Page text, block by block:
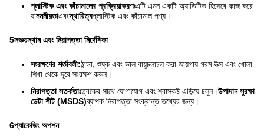
প্লাস্টিক এবং কাঁচামালের প্রক্রিয়াকরণঃএটি এমন একটি অ্যাডিটিভ হিসেবে কাজ করে
যানমনীয়তাএবংস্থায়িত্বপ্লাস্টিক এবং কাঁচামাল পণ্য।
5সঞ্চয়স্থান এবং নিরাপত্তা নির্দেশিকা
সংরক্ষণের শর্তাবলী:ঠান্ডা, শুষ্ক এবং ভাল বায়ুচলাচল করা জায়গায় গরম উত্স এবং খোলা
শিখা থেকে দূরে সংরক্ষণ করুন।
নিরাপত্তা সতর্কতাঃত্বকের সাথে যোগাযোগ এবং শ্বাসকষ্ট এড়িয়ে চলুন।উপাদান সুরক্ষা
ডেটা শীট (MSDS)ব্যাপক নিরাপত্তা সংক্রান্ত তথ্যের জন্য।
6প্যাকেজিং অপশন